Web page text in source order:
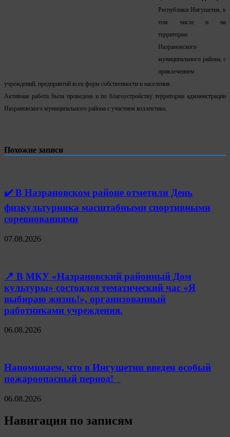
Республики Ингушетия, в
том числе и на
территории
Назрановского
муниципального района, с
привлечением
учреждений, предприятий всех форм собственности и населения.
Активная работа была проведена и по благоустройству территории администрации
Назрановского муниципального района с участием коллектива.
Похожие записи
✔️ В Назрановском районе отметили День
физкультурника масштабными спортивными
соревнованиями
07.08.2026
📍 В МКУ «Назрановский районный Дом
культуры» состоялся тематический час «Я
выбираю жизнь!», организованный
работниками учреждения.
06.08.2026
Напоминаем, что в Ингушетии введен особый
пожароопасный период!⁣⁣⠀
06.08.2026
Навигация по записям